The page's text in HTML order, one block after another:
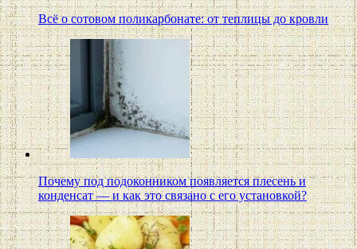
Всё о сотовом поликарбонате: от теплицы до кровли
Почему под подоконником появляется плесень и
конденсат — и как это связано с его установкой?